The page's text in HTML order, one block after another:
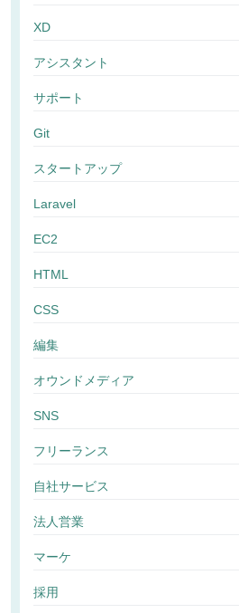
XD
アシスタント
サポート
Git
スタートアップ
Laravel
EC2
HTML
CSS
編集
オウンドメディア
SNS
フリーランス
自社サービス
法人営業
マーケ
採用